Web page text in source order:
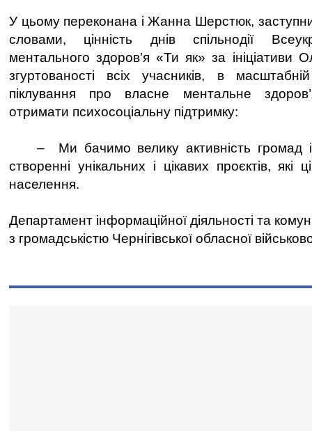
У цьому переконана і Жанна Шерстюк,
словами, цінність днів спільнодії
ментального здоров’я «Ти як» за ініціативи
згуртованості всіх учасників, в масштабній
піклування про власне ментальне
отримати психосоціальну підтримку:
– Ми бачимо велику активність громад і
створенні унікальних і цікавих проєктів, які
населення.
Департамент інформаційної діяльності та
з громадськістю Чернігівської обласної